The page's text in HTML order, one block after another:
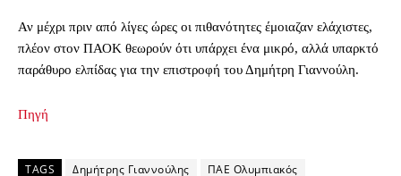
Αν μέχρι πριν από λίγες ώρες οι πιθανότητες έμοιαζαν ελάχιστες,
πλέον στον ΠΑΟΚ θεωρούν ότι υπάρχει ένα μικρό, αλλά υπαρκτό
παράθυρο ελπίδας για την επιστροφή του Δημήτρη Γιαννούλη.
Πηγή
TAGS Δημήτρης Γιαννούλης ΠΑΕ Ολυμπιακός